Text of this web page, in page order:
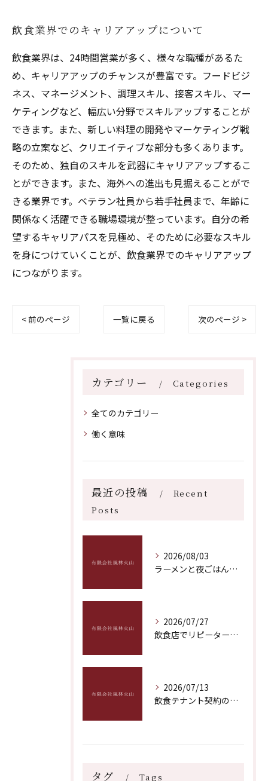
飲食業界でのキャリアアップについて
飲食業界は、24時間営業が多く、様々な職種があるた
め、キャリアアップのチャンスが豊富です。フードビジ
ネス、マネージメント、調理スキル、接客スキル、マー
ケティングなど、幅広い分野でスキルアップすることが
できます。また、新しい料理の開発やマーケティング戦
略の立案など、クリエイティブな部分も多くあります。
そのため、独自のスキルを武器にキャリアアップするこ
とができます。また、海外への進出も見据えることがで
きる業界です。ベテラン社員から若手社員まで、年齢に
関係なく活躍できる職場環境が整っています。自分の希
望するキャリアパスを見極め、そのために必要なスキル
を身につけていくことが、飲食業界でのキャリアアップ
につながります。
< 前のページ 一覧に戻る 次のページ >
カテゴリー Categories
全てのカテゴリー
働く意味
最近の投稿
Recent
Posts
2026/08/03
ラーメンと夜ごはんに最適な福岡県福岡市博多区飯塚市おすすめ深夜営業ガイド
2026/07/27
飲食店でリピーター獲得を実現する具体策と成功のポイントを徹底解説
2026/07/13
飲食テナント契約のポイントとトラブル回避につながる実践的なチェック項目
タグ Tags